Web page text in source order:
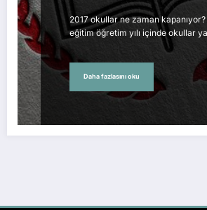
2017 okullar ne zaman
eğitim öğretim yılı içinde okullar
Daha fazlasını oku